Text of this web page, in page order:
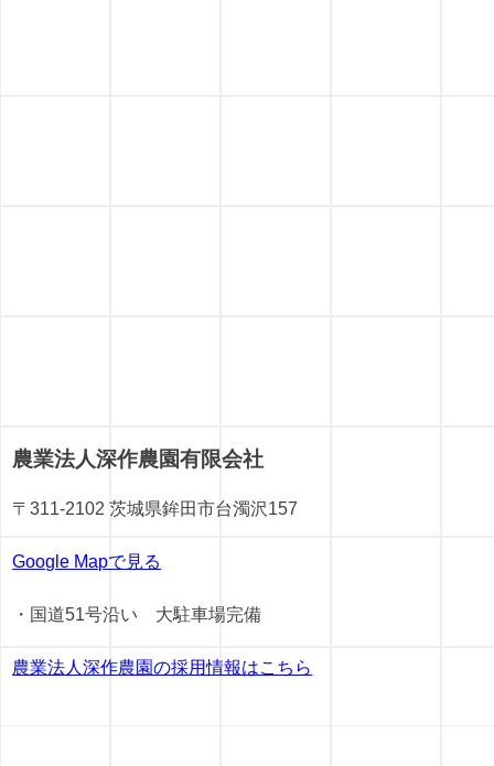
農業法人深作農園有限会社
〒311-2102 茨城県鉾田市台濁沢157
Google Mapで見る
・国道51号沿い 大駐車場完備
農業法人深作農園の採用情報はこちら